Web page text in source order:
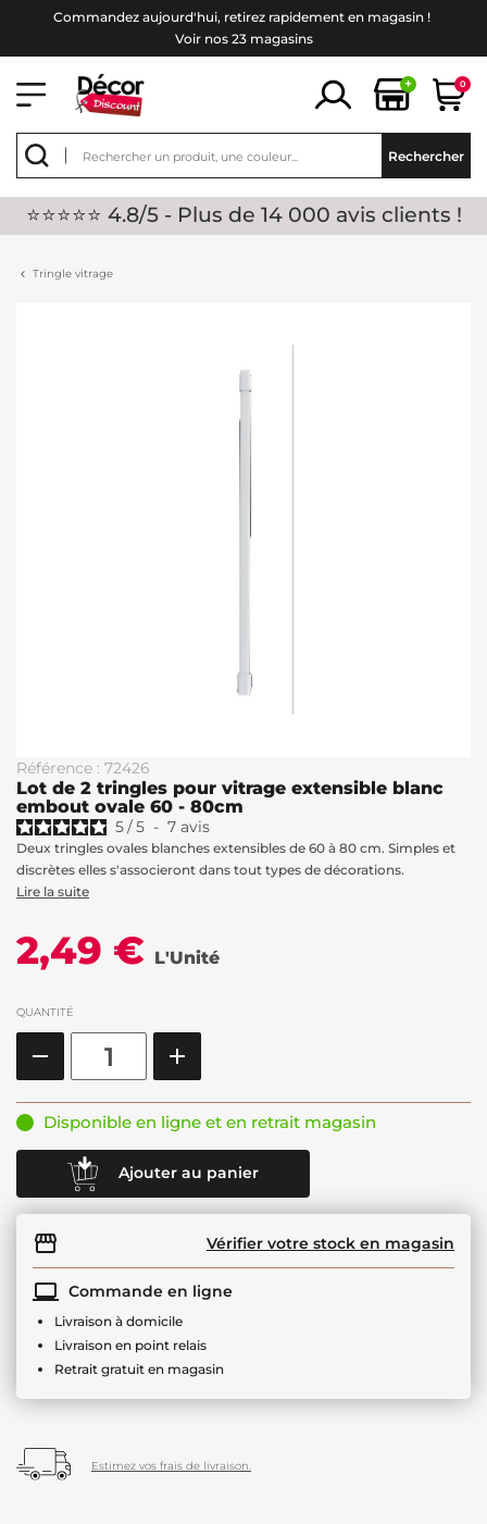
Commandez aujourd'hui, retirez rapidement en magasin !
Voir nos 23 magasins
+ 0
Rechercher
⭐⭐⭐⭐⭐ 4.8/5 - Plus de 14 000 avis clients !
Tringle vitrage
Référence : 72426
Lot de 2 tringles pour vitrage extensible blanc
embout ovale 60 - 80cm
5/5 - 7 avis
Deux tringles ovales blanches extensibles de 60 à 80 cm. Simples et
discrètes elles s'associeront dans tout types de décorations.
Lire la suite
2,49 € L'Unité
QUANTITÉ
Disponible en ligne et en retrait magasin
Ajouter au panier
Vérifier votre stock en magasin
Commande en ligne
Livraison à domicile
Livraison en point relais
Retrait gratuit en magasin
Estimez vos frais de livraison.